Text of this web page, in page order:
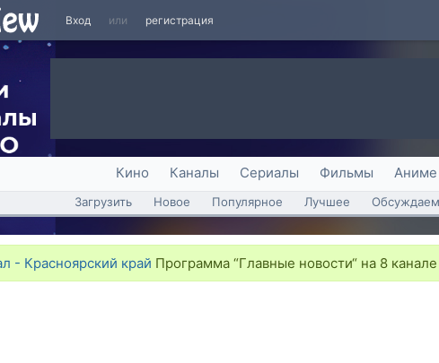
Вход или регистрация
Кино Каналы Сериалы Фильмы Аниме
Загрузить Новое Популярное Лучшее
- Красноярский край Программа “Главные новости“ на 8 канале